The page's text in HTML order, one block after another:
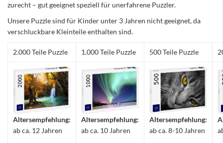
zurecht – gut geeignet speziell für unerfahrene Puzzler.
Unsere Puzzle sind für Kinder unter 3 Jahren nicht geeignet, da
verschluckbare Kleinteile enthalten sind.
2.000 Teile Puzzle 1.000 Teile Puzzle 500 Teile Puzzle
Altersempfehlung:
ab ca. 12 Jahren
Altersempfehlung:
ab ca. 10 Jahren
Altersempfehlung:
ab ca. 8-10 Jahren